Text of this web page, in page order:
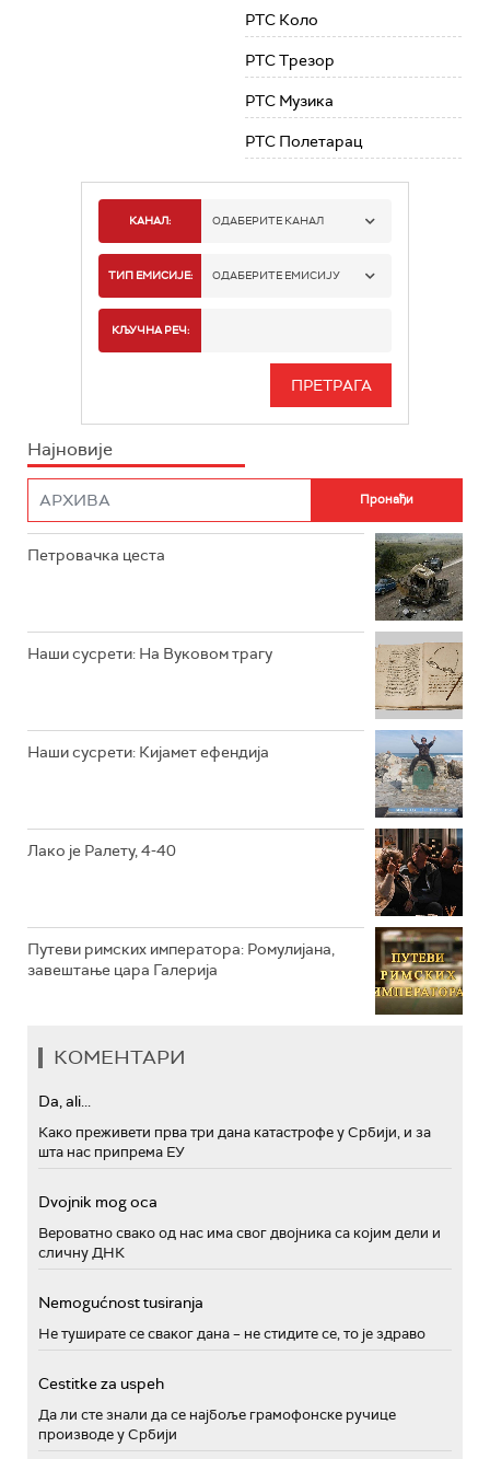
РТС Коло
РТС Трезор
РТС Музика
РТС Полетарац
КАНАЛ: ОДАБЕРИТЕ КАНАЛ
РТС 1
РТС 3
РТС КОЛО
ТИП ЕМИСИЈЕ: ОДАБЕРИТЕ ЕМИСИЈУ
ИНФО
КЉУЧНА РЕЧ:
Најновије
Петровачка цеста
Наши сусрети: На Вуковом трагу
Наши сусрети: Кијамет ефендија
Лако је Ралету, 4-40
Путеви римских императора: Ромулијана,
завештање цара Галерија
КОМЕНТАРИ
Da, ali...
Како преживети прва три дана катастрофе у Србији, и за
шта нас припрема ЕУ
Dvojnik mog oca
Вероватно свако од нас има свог двојника са којим дели и
сличну ДНК
Nemogućnost tusiranja
Не туширате се сваког дана – не стидите се, то је здраво
Cestitke za uspeh
Да ли сте знали да се најбоље грамофонске ручице
производе у Србији